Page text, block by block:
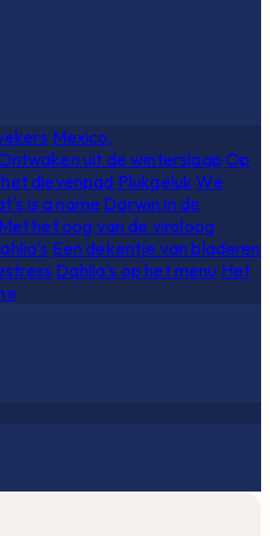
Mexico,
uit de winterslaap Op
dievenpad Plukgeluk We
is a name Darwin in de
Met het oog van de viroloog
Een dekentje van bladeren
Dahlia's op het menu Het